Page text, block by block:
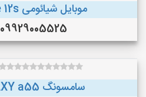
موبایل شیائومی Redmi Note 12s
09929005525 (گرگان )
سامسونگ GALAXY a55 ویتنام